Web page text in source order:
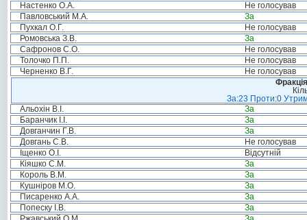
Настенко О.А.
Не голосував
Павловський М.А.
За
Пухкал О.Г.
Не голосував
Ромовська З.В.
За
Сафронов С.О.
Не голосував
Толочко П.П.
Не голосував
Черненко В.Г.
Не голосував
За:23 Проти:0
Альохін В.І.
За
Баранчик І.І.
За
Довганчин Г.В.
За
Довгань С.В.
Не голосував
Іщенко О.І.
Відсутній
Кіяшко С.М.
За
Король В.М.
За
Кушніров М.О.
За
Писаренко А.А.
За
Попеску І.В.
За